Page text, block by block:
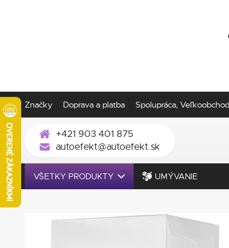
Značky Doprava a platba Spolupráca, Veľkoobchod
+421 903 401 875
autoefekt@autoefekt.sk
VŠETKY PRODUKTY UMÝVANIE